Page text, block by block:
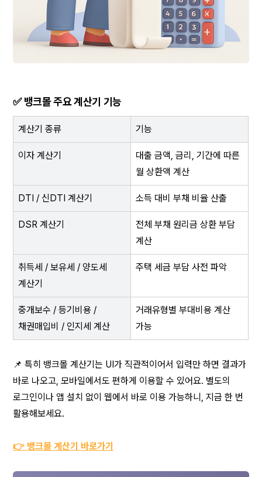
✅ 뱅크몰 주요 계산기 기능
계산기 종류 기능
이자 계산기
대출 금액, 금리, 기간에 따른
월 상환액 계산
DTI / 신DTI 계산기 소득 대비 부채 비율 산출
DSR 계산기
전체 부채 원리금 상환 부담
계산
취득세 / 보유세 / 양도세
계산기
주택 세금 부담 사전 파악
중개보수 / 등기비용 /
채권매입비 / 인지세 계산
거래유형별 부대비용 계산
가능
📌 특히 뱅크몰 계산기는 UI가 직관적이어서 입력만 하면 결과가
바로 나오고, 모바일에서도 편하게 이용할 수 있어요. 별도의
로그인이나 앱 설치 없이 웹에서 바로 이용 가능하니, 지금 한 번
활용해보세요.
👉 뱅크몰 계산기 바로가기